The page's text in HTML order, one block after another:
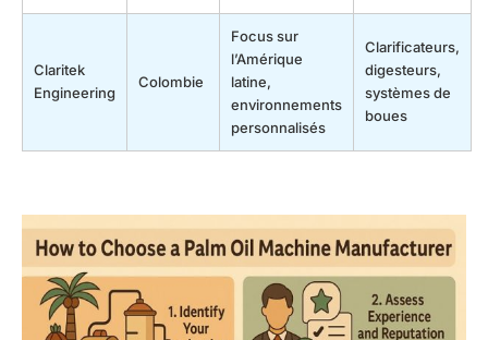
Claritek
Engineering
Colombie
Focus sur
l’Amérique
latine,
environnements
personnalisés
Clarificateurs,
digesteurs,
systèmes de
boues